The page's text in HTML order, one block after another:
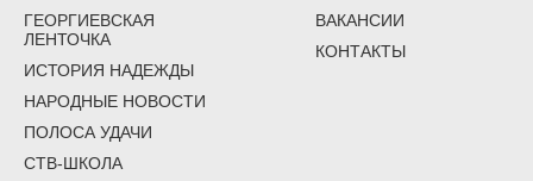
ГЕОРГИЕВСКАЯ
ЛЕНТОЧКА
ИСТОРИЯ НАДЕЖДЫ
НАРОДНЫЕ НОВОСТИ
ПОЛОСА УДАЧИ
СТВ-ШКОЛА
ВАКАНСИИ
КОНТАКТЫ